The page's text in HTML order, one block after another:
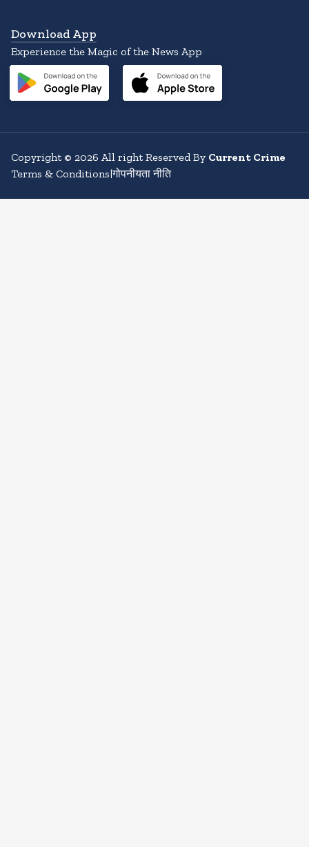
Download App
Experience the Magic of the News App
Copyright© 2026 All right Reserved By Current Crime
Terms & Conditions|गोपनीयता नीति